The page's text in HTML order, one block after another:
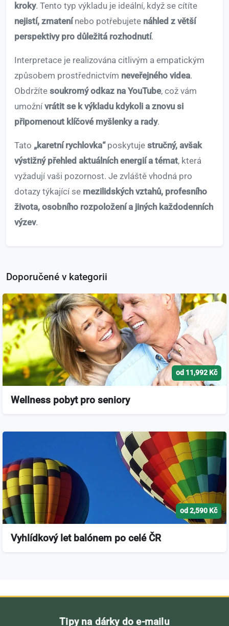
kroky. Tento typ výkladu je ideální, když se cítíte
nejistí, zmatenínebo potřebujete náhled z větší
perspektivy pro důležitá rozhodnutí.
Interpretace je realizována citlivým a empatickým
způsobem prostřednictvím neveřejného videa.
Obdržíte soukromý odkaz na YouTube, což vám
umožní vrátit se k výkladu kdykoli a znovu si
připomenout klíčové myšlenky a rady.
Tato „karetní rychlovka“poskytuje stručný, avšak
výstižný přehled aktuálních energií a témat, která
vyžadují vaši pozornost. Je zvláště vhodná pro
dotazy týkající se mezilidských vztahů, profesního
života, osobního rozpoložení a jiných každodenních
výzev.
Doporučené v kategorii
od 11,992 Kč
Wellness pobyt pro seniory
od 2,590 Kč
Vyhlídkový let balónem po celé ČR
Tipy na dárky do e-mailu